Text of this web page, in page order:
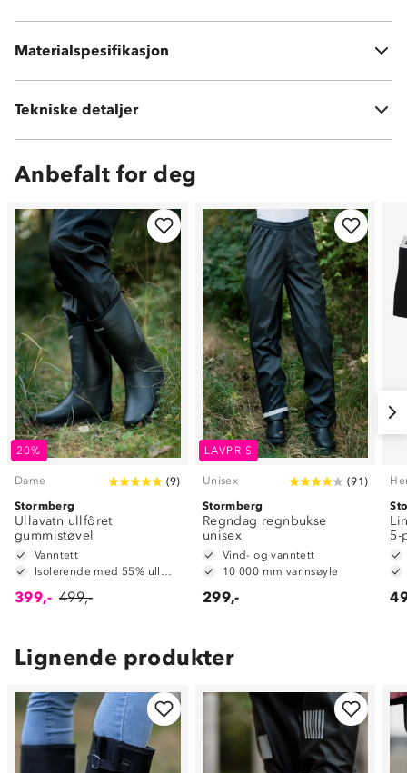
Materialspesifikasjon
Yttersåle: Rubber
Tekniske detaljer
Vekt:2,72 kg i str 41
Anbefalt for deg
20%
Dame (9)
Stormberg
Ullavatn ullfôret
gummistøvel
Vanntett
399,- 499,-
LAVPRIS
Unisex (91 )
Stormberg
Regndag regnbukse
unisex
Vind- og vanntett
10 000 mm vannsøyle
299,-
5-
Lignende produkter